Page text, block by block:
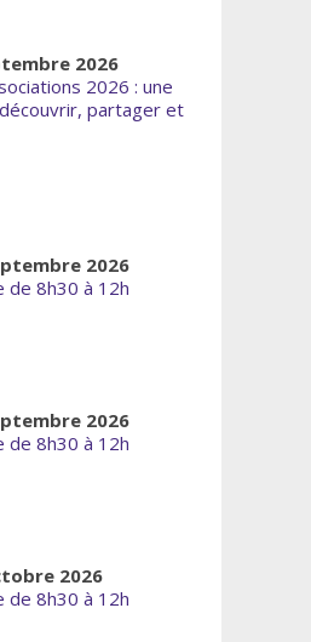
2026
2026 : une
partager et
2026
de 8h30 à 12h
2026
de 8h30 à 12h
2026
de 8h30 à 12h